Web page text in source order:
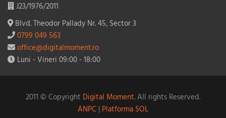
J23/1976/2011
Blvd. Theodor Pallady Nr. 45, Sector 3
0799 049 563
office@digitalmoment.ro
Luni - Vineri 09:00 - 18:00
2011 © Copyright Digital Moment.All rights Reserved.
ANPC | Platforma SOL